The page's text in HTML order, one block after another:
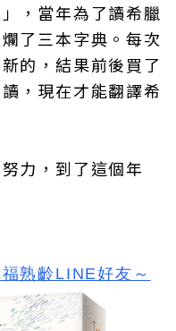
，當年為了讀希臘
了三本字典。每次
的，結果前後買了
，現在才能翻譯希
力，到了這個年
熟齡LINE好友 ～